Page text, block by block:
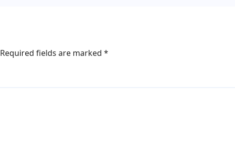
Required fields are marked *